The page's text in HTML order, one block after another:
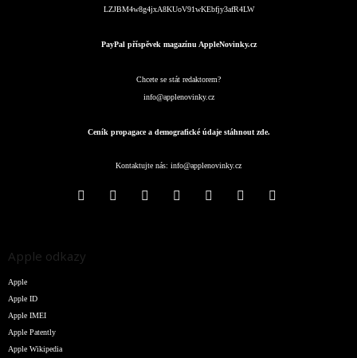
LZJBM4w8g4jxA8KUoV91wKEbfjy3afR4LW
PayPal příspěvek magazínu AppleNovinky.cz
Chcete se stát redaktorem?
info@applenovinky.cz
Ceník propagace a demografické údaje stáhnout zde.
Kontaktujte nás: info@applenovinky.cz
Apple odkazy
Apple
Apple ID
Apple IMEI
Apple Patently
Apple Wikipedia